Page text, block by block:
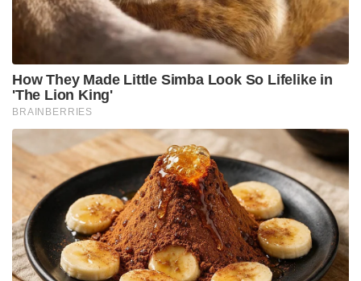
പ്രതിഷ്ഠിക്കുന്നതായിരുന്നു ഈ സമ്മാനം.
യൂറോപ്യൻ രാജ്യമായ സ്ലൊവാക്യയുടെ പ്രസിഡന്റ്
പീറ്റർ പെല്ലെഗ്രിനിക്ക് പ്രധാനമന്ത്രി മോദി സമ്മാനിച്ചത്
രാജസ്ഥാനിലെ പ്രതാപ്ഗഢിൽ നിന്നുള്ള
അതിപ്രശസ്തമായ തേവ മോട്ടീഫ് കഫ്‌ലിങ്കുകളാണ്
(Thewa Motif Cufflinks). വർണ്ണാഭമായ ഗ്ലാസിലേക്ക്
സ്വർണ്ണത്തകിടുകൾ ഉരുക്കി ചേർത്തുള്ള അതീവ
സങ്കീർണ്ണമായ ‘തേവ’ കലാരൂപം ഭാരതത്തിന്റെ
സ്വർണ്ണാഭരണ നിർമ്മാണ മേഖലയുടെ ഉത്തമ
ഉദാഹരണമാണ്. പ്രകൃതിയിൽ നിന്നും ആത്മീയ
പ്രതീകങ്ങളിൽ നിന്നും പ്രചോദനമുൾക്കൊണ്ട്
നിർമ്മിച്ച ഈ കഫ്‌ലിങ്കുകൾ സ്ലൊവാക്യൻ
പ്രസിഡന്റിനെ അത്ഭുതപ്പെടുത്തി. കൂടാതെ,